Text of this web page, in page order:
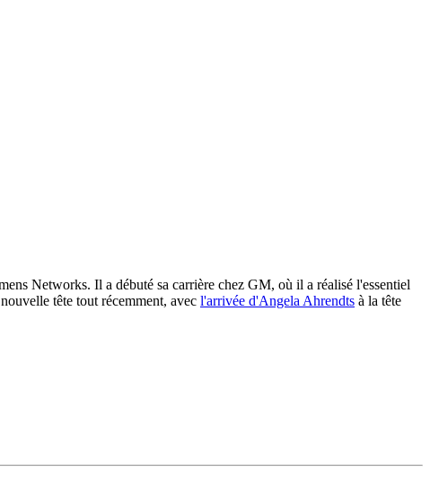
Networks. Il a débuté sa carrière chez GM, où il a réalisé l'essentiel
tête tout récemment, avec l'arrivée d'Angela Ahrendts à la tête